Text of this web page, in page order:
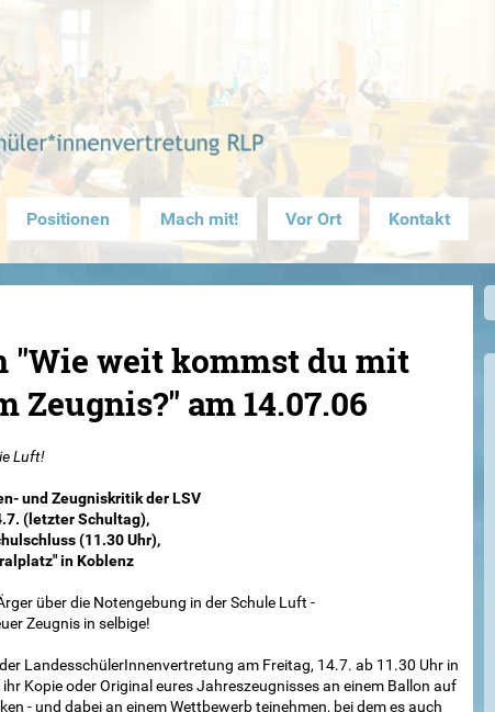
Positionen Mach mit! Vor Ort Kontakt
"Wie weit kommst du mit
Zeugnis?" am 14.07.06
Luft!
und Zeugniskritik der LSV
(letzter Schultag),
(11.30 Uhr),
in Koblenz
über die Notengebung in der Schule Luft -
Zeugnis in selbige!
LandesschülerInnenvertretung am Freitag, 14.7. ab 11.30 Uhr in
Kopie oder Original eures Jahreszeugnisses an einem Ballon auf
- und dabei an einem Wettbewerb teinehmen, bei dem es auch